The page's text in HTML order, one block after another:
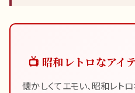
📺 昭和レトロなアイ
懐かしくてエモい、昭和レト